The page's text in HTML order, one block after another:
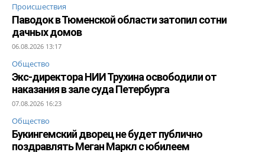
Происшествия
Паводок в Тюменской области затопил сотни
дачных домов
06.08.2026 13:17
Общество
Экс-директора НИИ Трухина освободили от
наказания в зале суда Петербурга
07.08.2026 16:23
Общество
Букингемский дворец не будет публично
поздравлять Меган Маркл с юбилеем